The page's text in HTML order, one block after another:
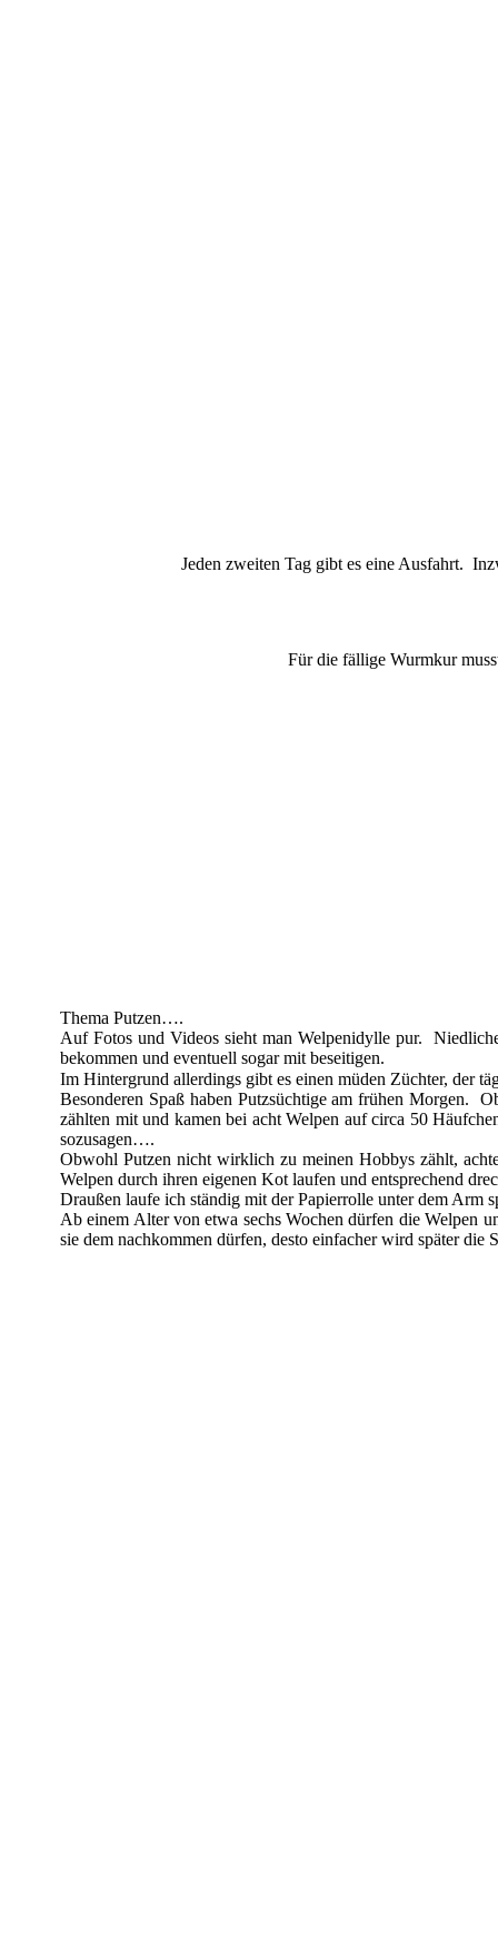
Jeden zweiten Tag gibt es eine Ausfahrt.
Für die fällige Wurmkur
Thema Putzen….
Auf Fotos und Videos sieht man Welpenidylle pur.
bekommen und eventuell sogar mit beseitigen.
Im Hintergrund allerdings gibt es einen müden Züchter, der
Besonderen Spaß haben Putzsüchtige am frühen Morgen.
zählten mit und kamen bei acht Welpen auf circa 50
sozusagen….
Obwohl Putzen nicht wirklich zu meinen Hobbys zählt,
Welpen durch ihren eigenen Kot laufen und entsprechend
Draußen laufe ich ständig mit der Papierrolle unter dem Arm
Ab einem Alter von etwa sechs Wochen dürfen die Welpen
sie dem nachkommen dürfen, desto einfacher wird später die